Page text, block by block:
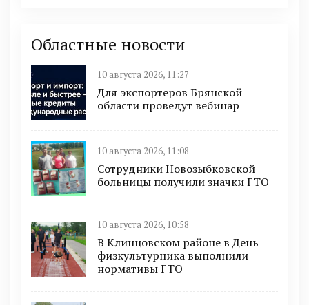
Областные новости
10 августа 2026, 11:27
Для экспортеров Брянской
области проведут вебинар
10 августа 2026, 11:08
Сотрудники Новозыбковской
больницы получили значки ГТО
10 августа 2026, 10:58
В Клинцовском районе в День
физкультурника выполнили
нормативы ГТО